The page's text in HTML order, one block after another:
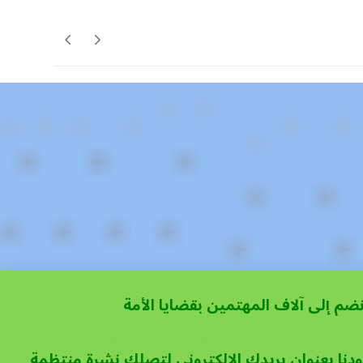
إلى آلاف المهتمين بقضايا الأمة